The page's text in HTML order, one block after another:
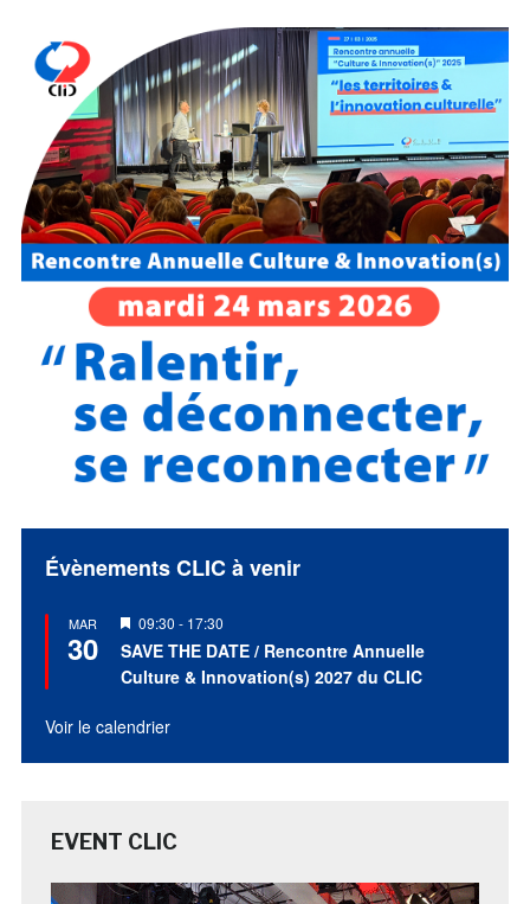
Évènements CLIC à venir
MAR
30
Mis
en
avant
09:30 - 17:30
SAVE THE DATE / Rencontre Annuelle
Culture & Innovation(s) 2027 du CLIC
Voir le calendrier
EVENT CLIC